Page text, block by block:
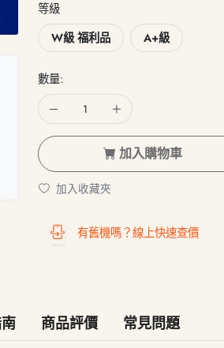
等級
W級 福利品
A+級
數量:
加入購物車
加入收藏夾
有舊機嗎？線上快速查價
商品評價 常見問題